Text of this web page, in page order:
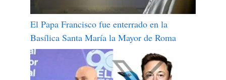
El Papa Francisco fue enterrado en la
Basílica Santa María la Mayor de Roma